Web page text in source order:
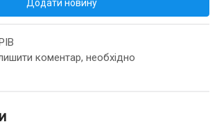
Додати новину
коментар, необхідно